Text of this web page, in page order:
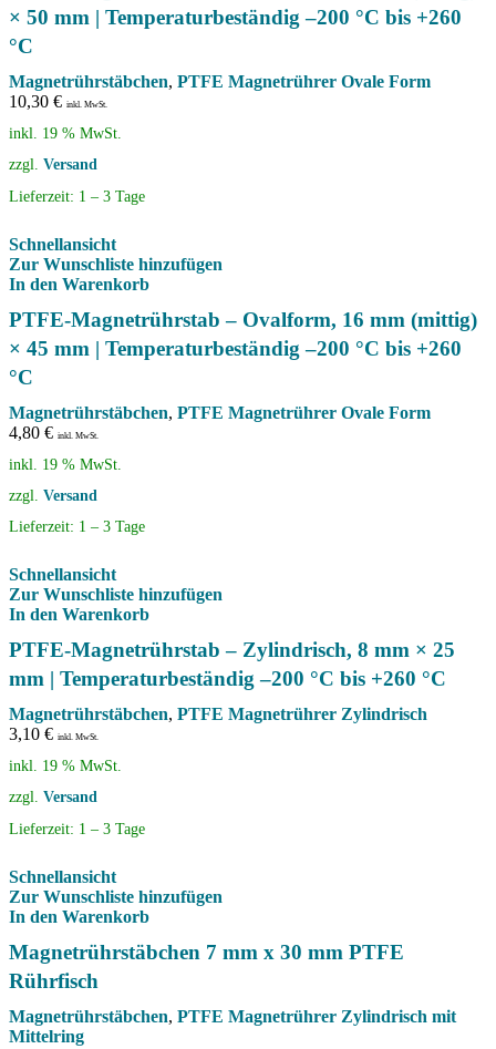
× 50 mm | Temperaturbeständig –200 °C bis +260
°C
Magnetrührstäbchen, PTFE Magnetrührer Ovale Form
10,30 € inkl. MwSt.
inkl. 19 % MwSt.
zzgl. Versand
Lieferzeit: 1 – 3 Tage
Schnellansicht
Zur Wunschliste hinzufügen
In den Warenkorb
PTFE-Magnetrührstab – Ovalform, 16 mm (mittig)
× 45 mm | Temperaturbeständig –200 °C bis +260
°C
Magnetrührstäbchen, PTFE Magnetrührer Ovale Form
4,80 € inkl. MwSt.
inkl. 19 % MwSt.
zzgl. Versand
Lieferzeit: 1 – 3 Tage
Schnellansicht
Zur Wunschliste hinzufügen
In den Warenkorb
PTFE-Magnetrührstab – Zylindrisch, 8 mm × 25
mm | Temperaturbeständig –200 °C bis +260 °C
Magnetrührstäbchen, PTFE Magnetrührer Zylindrisch
3,10 € inkl. MwSt.
inkl. 19 % MwSt.
zzgl. Versand
Lieferzeit: 1 – 3 Tage
Schnellansicht
Zur Wunschliste hinzufügen
In den Warenkorb
Magnetrührstäbchen 7 mm x 30 mm PTFE
Rührfisch
Magnetrührstäbchen, PTFE Magnetrührer Zylindrisch mit
Mittelring